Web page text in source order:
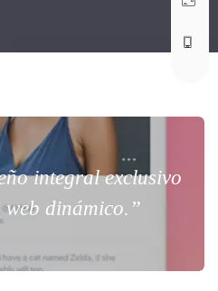
integral exclusivo
web dinámico.”